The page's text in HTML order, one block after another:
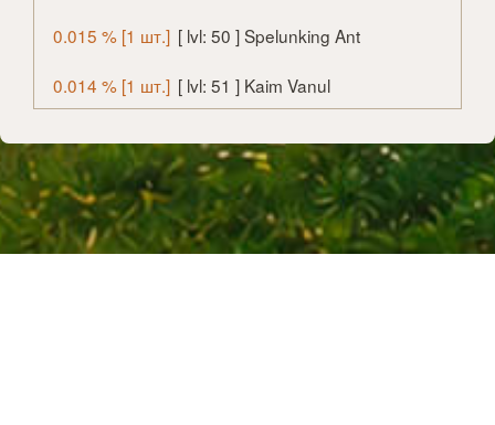
0.015 % [1 шт.] [ lvl: 50 ] Spelunking Ant
0.014 % [1 шт.] [ lvl: 51 ] Kaim Vanul